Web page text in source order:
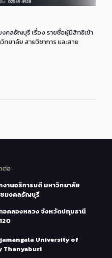
งคลธัญบุรี เรื่อง รายชื่อผู้มีสิทธิเข้า
ยาลัย สายวิชาการ และสาย
ต่อ
านอธิการบดี มหาวิทยาลัย
ชมงคลธัญบุรี
อคลองหลวง จังหวัดปทุมธานี
University of
Thanyaburi